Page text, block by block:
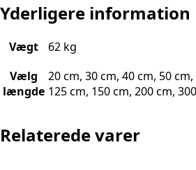
Yderligere information
Vægt
62 kg
Vælg
længde
20 cm, 30 cm, 40 cm, 50
125 cm, 150 cm, 200 cm,
Relaterede varer